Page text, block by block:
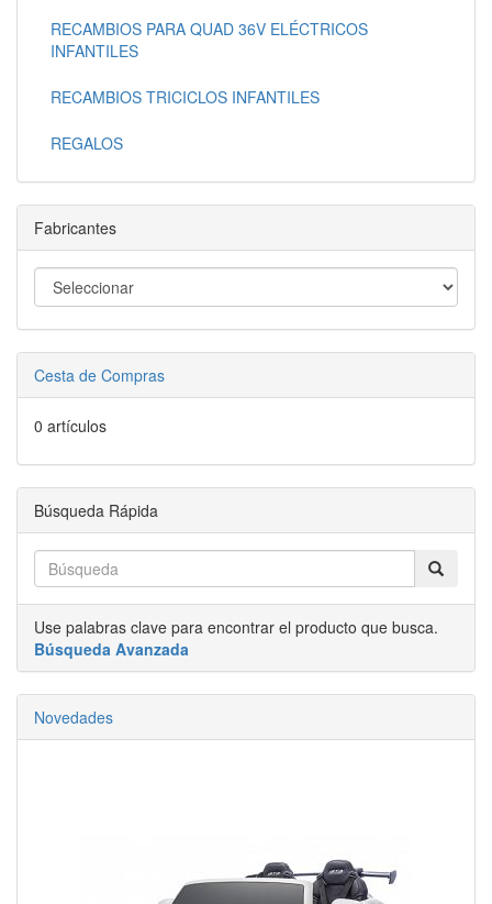
RECAMBIOS PARA QUAD 36V ELÉCTRICOS
INFANTILES
RECAMBIOS TRICICLOS INFANTILES
REGALOS
Fabricantes
Cesta de Compras
0 artículos
Búsqueda Rápida
Use palabras clave para encontrar el producto que busca.
Búsqueda Avanzada
Novedades